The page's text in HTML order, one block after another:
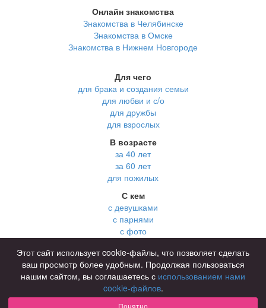
Онлайн знакомства
Знакомства в Челябинске
Знакомства в Омске
Знакомства в Нижнем Новгороде
Для чего
для брака и создания семьи
для любви и с/о
для дружбы
для взрослых
В возрасте
за 40 лет
за 60 лет
для пожилых
С кем
с девушками
с парнями
с фото
В стране
Россия
Советы
КОНФИДЕНЦИАЛЬНОСТЬ
Этот сайт использует cookie-файлы, что позволяет сделать
ваш просмотр более удобным. Продолжая пользоваться
нашим сайтом, вы соглашаетесь с использованием нами
cookie-файлов.
Понятно